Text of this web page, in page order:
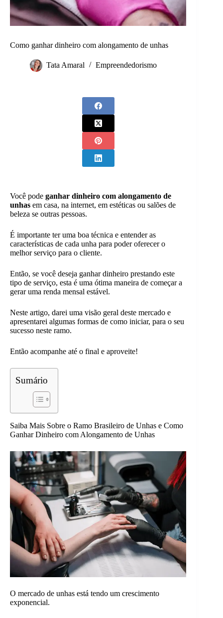
Como ganhar dinheiro com alongamento de unhas
Tata Amaral Empreendedorismo
Você pode ganhar dinheiro com alongamento de
unhas em casa, na internet, em estéticas ou salões de
beleza se outras pessoas.
É importante ter uma boa técnica e entender as
características de cada unha para poder oferecer o
melhor serviço para o cliente.
Então, se você deseja ganhar dinheiro prestando este
tipo de serviço, esta é uma ótima maneira de começar a
gerar uma renda mensal estável.
Neste artigo, darei uma visão geral deste mercado e
apresentarei algumas formas de como iniciar, para o seu
sucesso neste ramo.
Então acompanhe até o final e aproveite!
Sumário
Saiba Mais Sobre o Ramo Brasileiro de Unhas e Como
Ganhar Dinheiro com Alongamento de Unhas
O mercado de unhas está tendo um crescimento
exponencial.